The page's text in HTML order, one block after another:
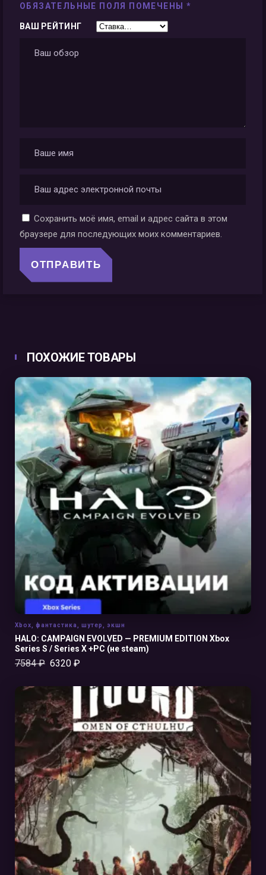
ОБЯЗАТЕЛЬНЫЕ ПОЛЯ ПОМЕЧЕНЫ *
ВАШ РЕЙТИНГ
Сохранить моё имя, email и адрес сайта в этом
браузере для последующих моих комментариев.
ПОХОЖИЕ ТОВАРЫ
В КОРЗИНУ
HALO: CAMPAIGN EVOLVED — PREMIUM EDITION Xbox
Series S / Series X +PC (не steam)
7584₽ 6320 ₽
Xbox фантастика шутер экшн
В КОРЗИНУ